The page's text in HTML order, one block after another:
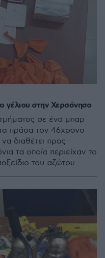
γέλιου στην Χερσόνησο
σε ένα μπαρ
πράσα τον 46χρονο
διαθέτει προς
τα οποία περιείχαν το
του αζώτου